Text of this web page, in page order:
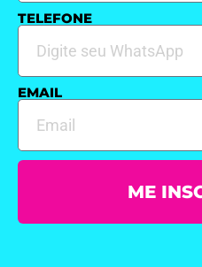
TELEFONE
EMAIL
ME